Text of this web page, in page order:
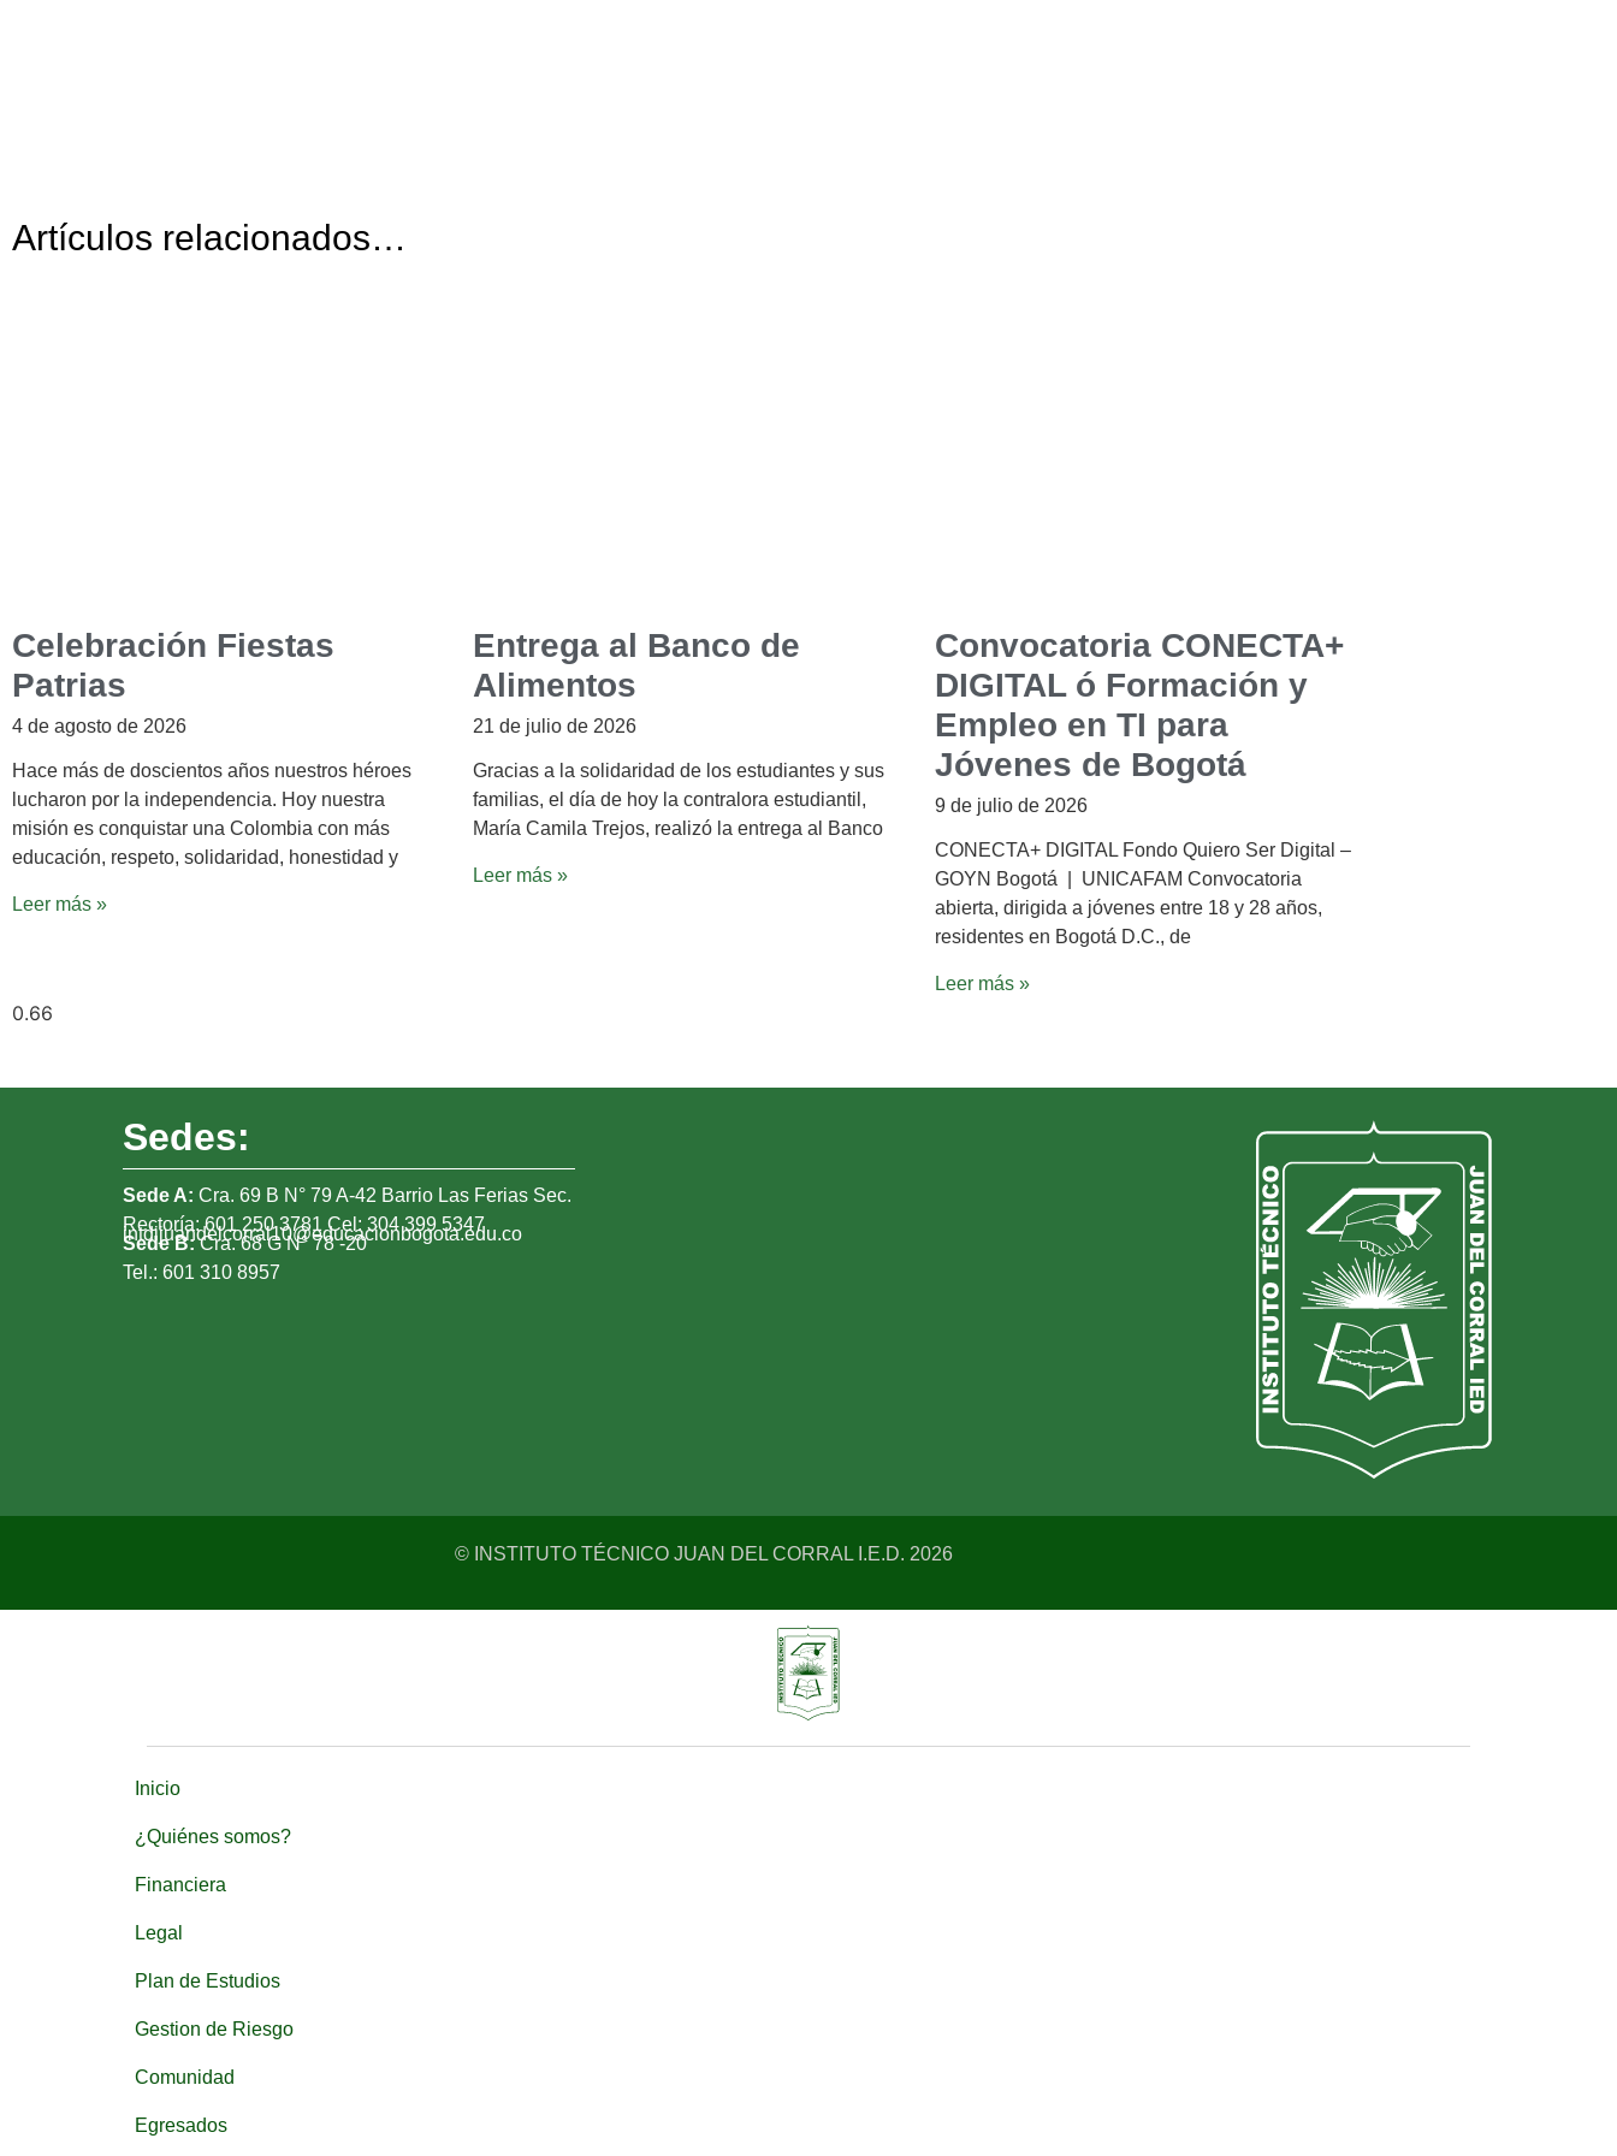
Artículos relacionados…
Celebración Fiestas
Patrias
4 de agosto de 2026
Hace más de doscientos años nuestros héroes
lucharon por la independencia. Hoy nuestra
misión es conquistar una Colombia con más
educación, respeto, solidaridad, honestidad y
Leer más »
Entrega al Banco de
Alimentos
21 de julio de 2026
Gracias a la solidaridad de los estudiantes y sus
familias, el día de hoy la contralora estudiantil,
María Camila Trejos, realizó la entrega al Banco
Leer más »
Convocatoria CONECTA+
DIGITAL ó Formación y
Empleo en TI para
Jóvenes de Bogotá
9 de julio de 2026
CONECTA+ DIGITAL Fondo Quiero Ser Digital –
GOYN Bogotá | UNICAFAM Convocatoria
abierta, dirigida a jóvenes entre 18 y 28 años,
residentes en Bogotá D.C., de
Leer más »
Sedes:
Sede A: Cra. 69 B N° 79 A-42 Barrio Las Ferias Sec.
Rectoría: 601 250 3781 Cel: 304 399 5347
intdijuandelcorral10@educacionbogota.edu.co
Sede B:Cra. 68 G N° 78 -20
Tel.: 601 310 8957
© INSTITUTO TÉCNICO JUAN DEL CORRAL I.E.D. 2026
Inicio
¿Quiénes somos?
Financiera
Legal
Plan de Estudios
Gestion de Riesgo
Comunidad
Egresados